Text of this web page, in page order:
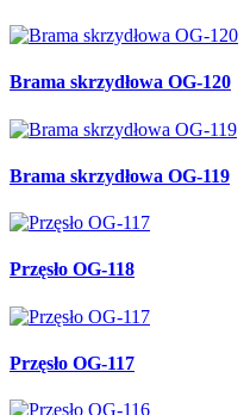
Brama skrzydłowa OG-120
Brama skrzydłowa OG-119
Przęsło OG-118
Przęsło OG-117